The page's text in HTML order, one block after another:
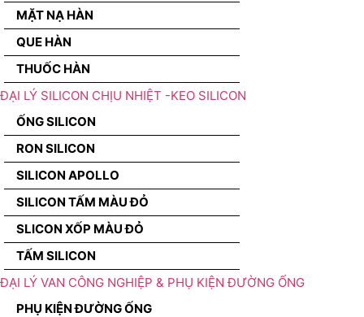
MẶT NẠ HÀN
QUE HÀN
THUỐC HÀN
ĐẠI LÝ SILICON CHỊU NHIỆT -KEO SILICON
ỐNG SILICON
RON SILICON
SILICON APOLLO
SILICON TẤM MÀU ĐỎ
SLICON XỐP MÀU ĐỎ
TẤM SILICON
ĐẠI LÝ VAN CÔNG NGHIỆP & PHỤ KIỆN ĐƯỜNG ỐNG
PHỤ KIỆN ĐƯỜNG ỐNG